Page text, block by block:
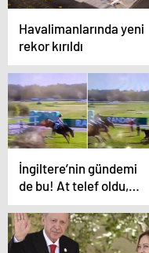
Havalimanlarında yeni
rekor kırıldı
İngiltere’nin gündemi
de bu! At telef oldu,
jokey hedef tahtasında